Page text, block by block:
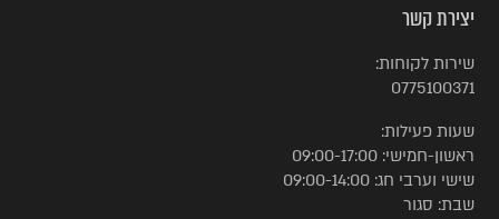
יצירת קשר
שירות לקוחות:
0775100371
שעות פעילות:
ראשון-חמישי: 09:00-17:00
שישי וערבי חג: 09:00-14:00
שבת: סגור